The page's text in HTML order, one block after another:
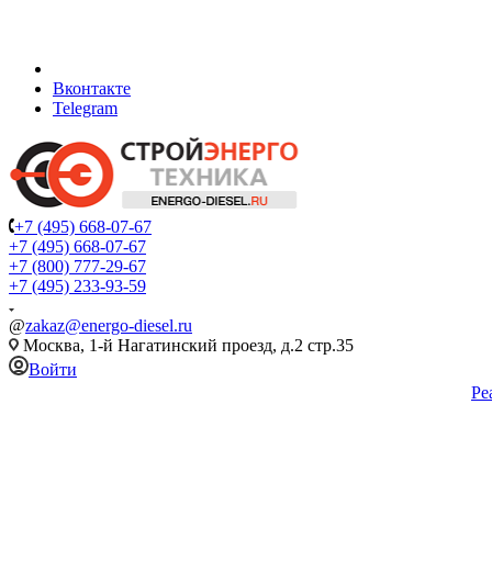
Вконтакте
Telegram
+7 (495) 668-07-67
+7 (495) 668-07-67
+7 (800) 777-29-67
+7 (495) 233-93-59
@zakaz@energo-diesel.ru
Москва, 1-й Нагатинский проезд, д.2 стр.35
Войти